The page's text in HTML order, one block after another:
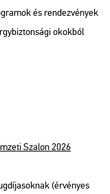
és rendezvények
okokból
Szalon 2026
(érvényes